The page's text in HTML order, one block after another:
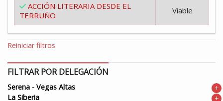
ACCIÓN LITERARIA DESDE EL
TERRUÑO
Viable
Reiniciar filtros
FILTRAR POR DELEGACIÓN